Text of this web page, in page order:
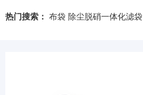
热门搜索： 布袋 除尘脱硝一体化滤袋